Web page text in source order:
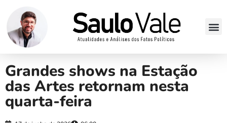
Grandes shows na Estação
das Artes retornam nesta
quarta-feira